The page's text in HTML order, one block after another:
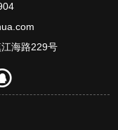
海路229号